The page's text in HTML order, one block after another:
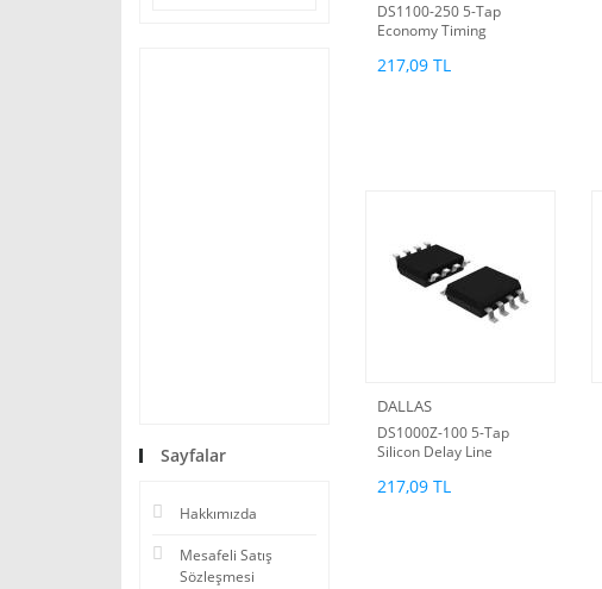
Sayfalar
Hakkımızda
Mesafeli Satış
Sözleşmesi
DS1100-250 5-Tap
Economy Timing
217,09 TL
DALLAS
DS1000Z-100 5-Tap
Silicon Delay Line
217,09 TL